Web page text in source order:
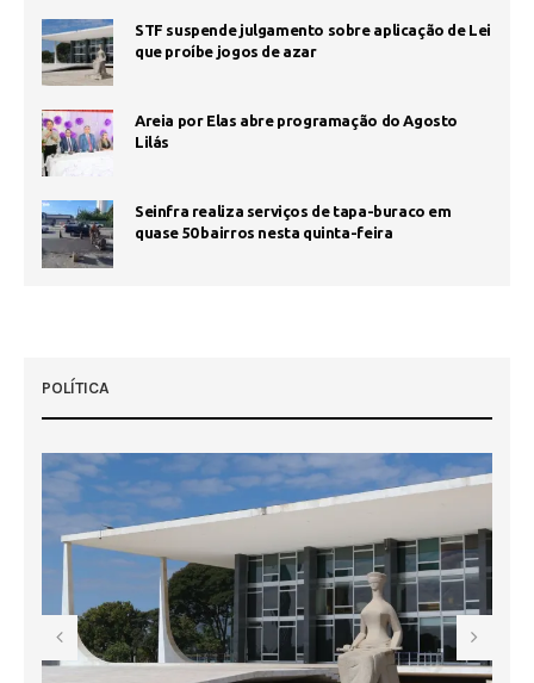
STF suspende julgamento sobre aplicação de Lei
que proíbe jogos de azar
Areia por Elas abre programação do Agosto
Lilás
Seinfra realiza serviços de tapa-buraco em
quase 50 bairros nesta quinta-feira
POLÍTICA